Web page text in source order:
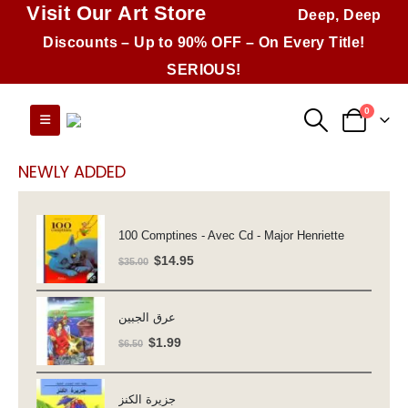
Visit Our Art Store
Deep, Deep
Discounts – Up to 90% OFF – On Every Title!
SERIOUS!
0
NEWLY ADDED
100 Comptines - Avec Cd - Major Henriette
$35.00 Original
$35.00.
$14.95Current
عرق الجبين
$6.50 Original
$6.50.
$1.99Current
جزيرة الكنز